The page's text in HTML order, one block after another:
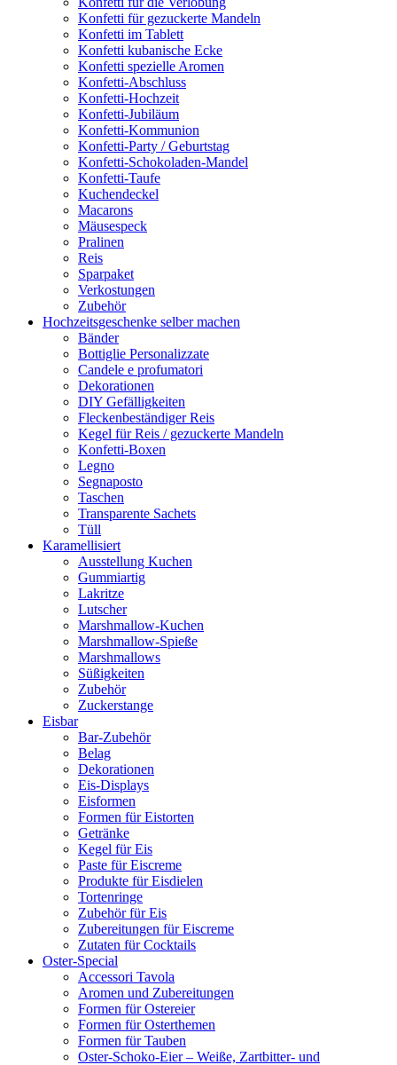
Konfetti für gezuckerte Mandeln
Konfetti im Tablett
Konfetti kubanische Ecke
Konfetti spezielle Aromen
Konfetti-Abschluss
Konfetti-Hochzeit
Konfetti-Jubiläum
Konfetti-Kommunion
Konfetti-Party / Geburtstag
Konfetti-Schokoladen-Mandel
Konfetti-Taufe
Kuchendeckel
Macarons
Mäusespeck
Pralinen
Reis
Sparpaket
Verkostungen
Zubehör
Hochzeitsgeschenke selber machen
Bänder
Bottiglie Personalizzate
Candele e profumatori
Dekorationen
DIY Gefälligkeiten
Fleckenbeständiger Reis
Kegel für Reis / gezuckerte Mandeln
Konfetti-Boxen
Legno
Segnaposto
Taschen
Transparente Sachets
Tüll
Karamellisiert
Ausstellung Kuchen
Gummiartig
Lakritze
Lutscher
Marshmallow-Kuchen
Marshmallow-Spieße
Marshmallows
Süßigkeiten
Zubehör
Zuckerstange
Eisbar
Bar-Zubehör
Belag
Dekorationen
Eis-Displays
Eisformen
Formen für Eistorten
Getränke
Kegel für Eis
Paste für Eiscreme
Produkte für Eisdielen
Tortenringe
Zubehör für Eis
Zubereitungen für Eiscreme
Zutaten für Cocktails
Oster-Special
Accessori Tavola
Aromen und Zubereitungen
Formen für Ostereier
Formen für Osterthemen
Formen für Tauben
Oster-Schoko-Eier – Weiße, Zartbitter- und